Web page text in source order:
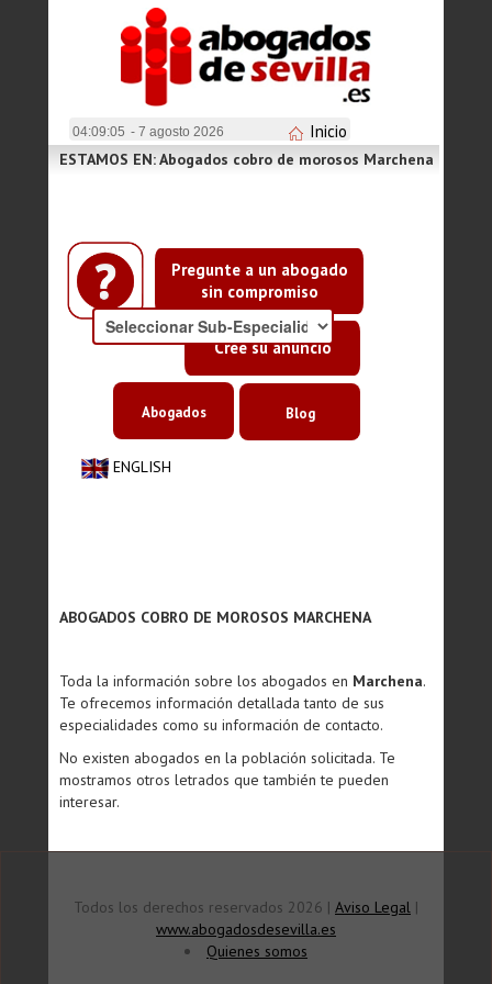
04:09:05 - 7 agosto 2026 Inicio
Pregunte a un abogado
sin compromiso
Cree su anuncio
ESTAMOS EN: Abogados cobro de morosos Marchena
ENGLISH
Abogados Blog
ABOGADOS COBRO DE MOROSOS MARCHENA
Toda la información sobre los abogados en Marchena.
Te ofrecemos información detallada tanto de sus
especialidades como su información de contacto.
No existen abogados en la población solicitada. Te
mostramos otros letrados que también te pueden
interesar.
Todos los derechos reservados 2026 | Aviso Legal |
www.abogadosdesevilla.es
Quienes somos